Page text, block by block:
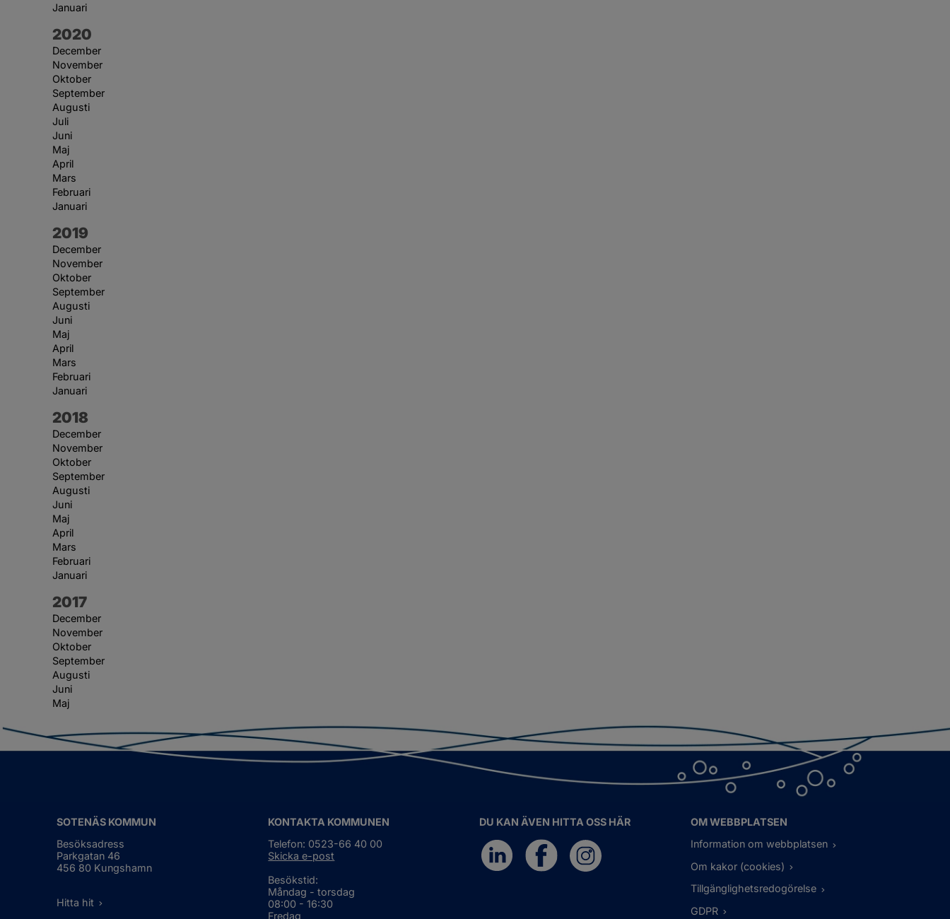
Januari
År:
2020
December
November
Oktober
September
Augusti
Juli
Juni
Maj
April
Mars
Februari
Januari
År:
2019
December
November
Oktober
September
Augusti
Juni
Maj
April
Mars
Februari
Januari
År:
2018
December
November
Oktober
September
Augusti
Juni
Maj
April
Mars
Februari
Januari
År:
2017
December
November
Oktober
September
Augusti
Juni
Maj
SOTENÄS KOMMUN
Besöksadress
Parkgatan 46
456 80 Kungshamn
Hitta hit
KONTAKTA KOMMUNEN
Telefon: 0523-66 40 00
Skicka e-post
Besökstid:
Måndag - torsdag
08:00 - 16:30
Fredag
DU KAN ÄVEN HITTA OSS HÄR
OM WEBBPLATSEN
Information om webbplatsen
Om kakor (cookies)
Tillgänglighetsredogörelse
GDPR